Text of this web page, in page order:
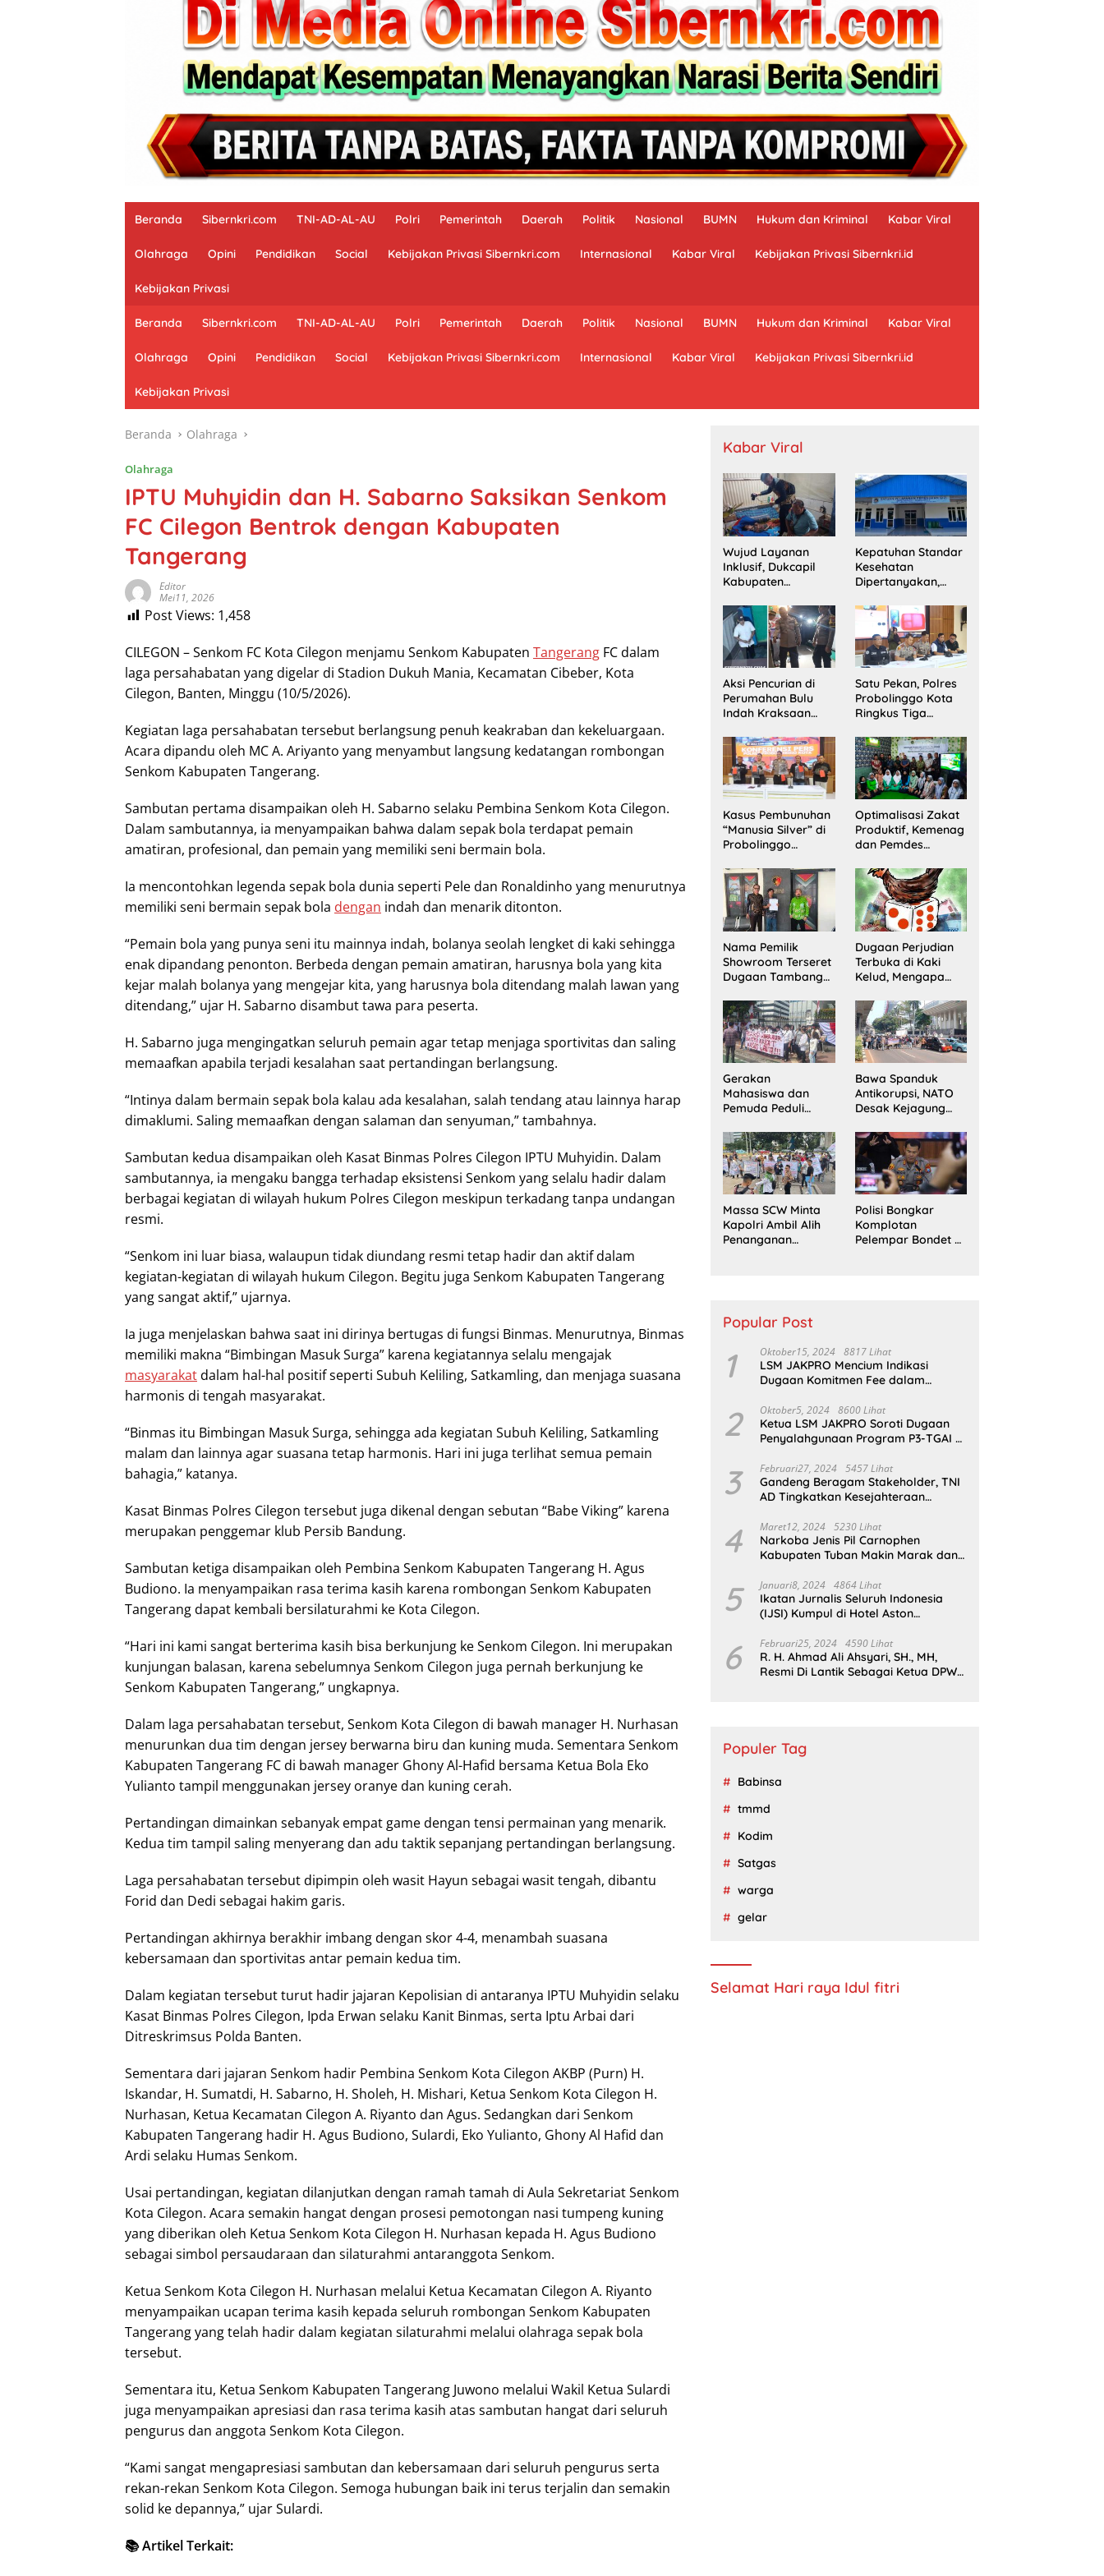
Beranda Sibernkri.com TNI-AD-AL-AU Polri Pemerintah Daerah Politik Nasional BUMN Hukum dan Kriminal Kabar Viral
Olahraga Opini Pendidikan Social Kebijakan Privasi Sibernkri.com Internasional Kabar Viral Kebijakan Privasi Sibernkri.id
Kebijakan Privasi
Beranda Sibernkri.com TNI-AD-AL-AU Polri Pemerintah Daerah Politik Nasional BUMN Hukum dan Kriminal Kabar Viral
Olahraga Opini Pendidikan Social Kebijakan Privasi Sibernkri.com Internasional Kabar Viral Kebijakan Privasi Sibernkri.id
Kebijakan Privasi
Beranda Olahraga
Olahraga
IPTU Muhyidin dan H. Sabarno Saksikan Senkom
FC Cilegon Bentrok dengan Kabupaten
Tangerang
Editor
Mei11, 2026
Post Views: 1,458
CILEGON – Senkom FC Kota Cilegon menjamu Senkom Kabupaten Tangerang FC dalam
laga persahabatan yang digelar di Stadion Dukuh Mania, Kecamatan Cibeber, Kota
Cilegon, Banten, Minggu (10/5/2026).
Kegiatan laga persahabatan tersebut berlangsung penuh keakraban dan kekeluargaan.
Acara dipandu oleh MC A. Ariyanto yang menyambut langsung kedatangan rombongan
Senkom Kabupaten Tangerang.
Sambutan pertama disampaikan oleh H. Sabarno selaku Pembina Senkom Kota Cilegon.
Dalam sambutannya, ia menyampaikan bahwa dalam sepak bola terdapat pemain
amatiran, profesional, dan pemain yang memiliki seni bermain bola.
Ia mencontohkan legenda sepak bola dunia seperti Pele dan Ronaldinho yang menurutnya
memiliki seni bermain sepak bola dengan indah dan menarik ditonton.
“Pemain bola yang punya seni itu mainnya indah, bolanya seolah lengket di kaki sehingga
enak dipandang penonton. Berbeda dengan pemain amatiran, harusnya bola yang kita
kejar malah bolanya yang mengejar kita, yang harusnya bola ditendang malah lawan yang
ditendang,” ujar H. Sabarno disambut tawa para peserta.
H. Sabarno juga mengingatkan seluruh pemain agar tetap menjaga sportivitas dan saling
memaafkan apabila terjadi kesalahan saat pertandingan berlangsung.
“Intinya dalam bermain sepak bola kalau ada kesalahan, salah tendang atau lainnya harap
dimaklumi. Saling memaafkan dengan salaman dan senyuman,” tambahnya.
Sambutan kedua disampaikan oleh Kasat Binmas Polres Cilegon IPTU Muhyidin. Dalam
sambutannya, ia mengaku bangga terhadap eksistensi Senkom yang selalu hadir dalam
berbagai kegiatan di wilayah hukum Polres Cilegon meskipun terkadang tanpa undangan
resmi.
“Senkom ini luar biasa, walaupun tidak diundang resmi tetap hadir dan aktif dalam
kegiatan-kegiatan di wilayah hukum Cilegon. Begitu juga Senkom Kabupaten Tangerang
yang sangat aktif,” ujarnya.
Ia juga menjelaskan bahwa saat ini dirinya bertugas di fungsi Binmas. Menurutnya, Binmas
memiliki makna “Bimbingan Masuk Surga” karena kegiatannya selalu mengajak
masyarakatdalam hal-hal positif seperti Subuh Keliling, Satkamling, dan menjaga suasana
harmonis di tengah masyarakat.
“Binmas itu Bimbingan Masuk Surga, sehingga ada kegiatan Subuh Keliling, Satkamling
malam dan lainnya agar suasana tetap harmonis. Hari ini juga terlihat semua pemain
bahagia,” katanya.
Kasat Binmas Polres Cilegon tersebut juga dikenal dengan sebutan “Babe Viking” karena
merupakan penggemar klub Persib Bandung.
Sambutan ketiga disampaikan oleh Pembina Senkom Kabupaten Tangerang H. Agus
Budiono. Ia menyampaikan rasa terima kasih karena rombongan Senkom Kabupaten
Tangerang dapat kembali bersilaturahmi ke Kota Cilegon.
“Hari ini kami sangat berterima kasih bisa berkunjung ke Senkom Cilegon. Ini merupakan
kunjungan balasan, karena sebelumnya Senkom Cilegon juga pernah berkunjung ke
Senkom Kabupaten Tangerang,” ungkapnya.
Dalam laga persahabatan tersebut, Senkom Kota Cilegon di bawah manager H. Nurhasan
menurunkan dua tim dengan jersey berwarna biru dan kuning muda. Sementara Senkom
Kabupaten Tangerang FC di bawah manager Ghony Al-Hafid bersama Ketua Bola Eko
Yulianto tampil menggunakan jersey oranye dan kuning cerah.
Pertandingan dimainkan sebanyak empat game dengan tensi permainan yang menarik.
Kedua tim tampil saling menyerang dan adu taktik sepanjang pertandingan berlangsung.
Laga persahabatan tersebut dipimpin oleh wasit Hayun sebagai wasit tengah, dibantu
Forid dan Dedi sebagai hakim garis.
Pertandingan akhirnya berakhir imbang dengan skor 4-4, menambah suasana
kebersamaan dan sportivitas antar pemain kedua tim.
Dalam kegiatan tersebut turut hadir jajaran Kepolisian di antaranya IPTU Muhyidin selaku
Kasat Binmas Polres Cilegon, Ipda Erwan selaku Kanit Binmas, serta Iptu Arbai dari
Ditreskrimsus Polda Banten.
Sementara dari jajaran Senkom hadir Pembina Senkom Kota Cilegon AKBP (Purn) H.
Iskandar, H. Sumatdi, H. Sabarno, H. Sholeh, H. Mishari, Ketua Senkom Kota Cilegon H.
Nurhasan, Ketua Kecamatan Cilegon A. Riyanto dan Agus. Sedangkan dari Senkom
Kabupaten Tangerang hadir H. Agus Budiono, Sulardi, Eko Yulianto, Ghony Al Hafid dan
Ardi selaku Humas Senkom.
Usai pertandingan, kegiatan dilanjutkan dengan ramah tamah di Aula Sekretariat Senkom
Kota Cilegon. Acara semakin hangat dengan prosesi pemotongan nasi tumpeng kuning
yang diberikan oleh Ketua Senkom Kota Cilegon H. Nurhasan kepada H. Agus Budiono
sebagai simbol persaudaraan dan silaturahmi antaranggota Senkom.
Ketua Senkom Kota Cilegon H. Nurhasan melalui Ketua Kecamatan Cilegon A. Riyanto
menyampaikan ucapan terima kasih kepada seluruh rombongan Senkom Kabupaten
Tangerang yang telah hadir dalam kegiatan silaturahmi melalui olahraga sepak bola
tersebut.
Sementara itu, Ketua Senkom Kabupaten Tangerang Juwono melalui Wakil Ketua Sulardi
juga menyampaikan apresiasi dan rasa terima kasih atas sambutan hangat dari seluruh
pengurus dan anggota Senkom Kota Cilegon.
“Kami sangat mengapresiasi sambutan dan kebersamaan dari seluruh pengurus serta
rekan-rekan Senkom Kota Cilegon. Semoga hubungan baik ini terus terjalin dan semakin
solid ke depannya,” ujar Sulardi.
📚 Artikel Terkait:
Kabar Viral
Wujud Layanan
Inklusif, Dukcapil
Kabupaten
Jemput Bola
Perekaman e-KTP
Warga Disabilitas di
Dringu
Kepatuhan Standar
Kesehatan
Dipertanyakan,
Diduga Belum
Punya SLHS
Aksi Pencurian di
Perumahan Bulu
Indah Kraksaan
Satu Pekan, Polres
Probolinggo Kota
Ringkus Tiga
Sita 20 Gram
Barang Bukti
Kasus Pembunuhan
“Manusia Silver” di
Probolinggo
Pelaku Ditangkap
dan Satu Buron
Optimalisasi Zakat
Produktif, Kemenag
dan Pemdes
Bentuk Tim
Pelaksana
Kampung Zakat
Nama Pemilik
Showroom Terseret
Dugaan Tambang
Kini Jadi Sorotan
Dugaan Perjudian
Terbuka di Kaki
Kelud, Mengapa
Terlihat?
Gerakan
Mahasiswa dan
Pemuda Peduli
Sampaikan
Tuntutan di Jakarta
Pusat
Bawa Spanduk
Antikorupsi, NATO
Desak Kejagung
Eks Jampidsus
Massa SCW Minta
Kapolri Ambil Alih
Penanganan
Polisi Bongkar
Komplotan
Pelempar Bondet di
Popular Post
1 Oktober15, 2024 8817 Lihat
LSM JAKPRO Mencium Indikasi
Dugaan Komitmen Fee dalam
Sukapura
2 Oktober5, 2024 8600 Lihat
Ketua LSM JAKPRO Soroti Dugaan
Penyalahgunaan Program P3-TGAI di
3 Februari27, 2024 5457 Lihat
Gandeng Beragam Stakeholder, TNI
AD Tingkatkan Kesejahteraan
4 Maret12, 2024 5230 Lihat
Narkoba Jenis Pil Carnophen
Kabupaten Tuban Makin Marak dan
Wajib Tau
5 Januari8, 2024 4864 Lihat
Ikatan Jurnalis Seluruh Indonesia
(IJSI) Kumpul di Hotel Aston
6 Februari25, 2024 4590 Lihat
R. H. Ahmad Ali Ahsyari, SH., MH,
Resmi Di Lantik Sebagai Ketua DPW
Populer Tag
Babinsa
tmmd
Kodim
Satgas
warga
gelar
Selamat Hari raya Idul fitri